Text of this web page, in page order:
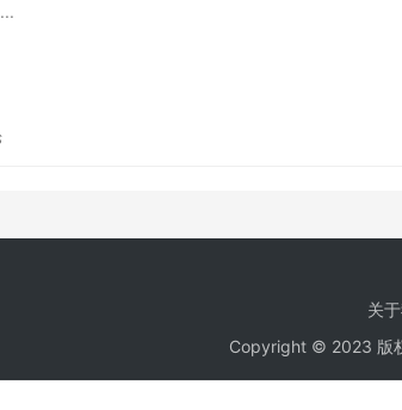
关
Copyright © 2023 版